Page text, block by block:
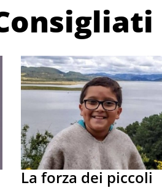
La forza dei piccoli